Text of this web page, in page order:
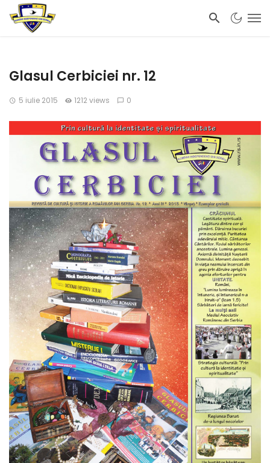
Glasul Cerbiciei nr. 12
5 iulie 2015 1212 views 0